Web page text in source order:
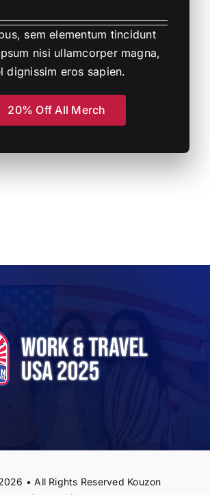
sem elementum tincidunt
nisi ullamcorper magna,
dignissim eros sapien.
20% Off All Merch
• All Rights Reserved Kouzon